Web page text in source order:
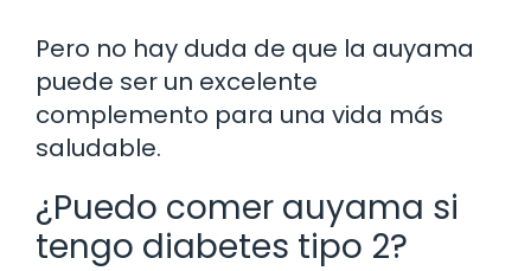
Pero no hay duda de que la auyama
puede ser un excelente
complemento para una vida más
saludable.
¿Puedo comer auyama si
tengo diabetes tipo 2?